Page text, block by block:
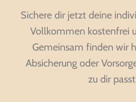
Sichere dir jetzt deine
Vollkommen kostenfrei
Gemeinsam finden wir
Absicherung oder
zu dir